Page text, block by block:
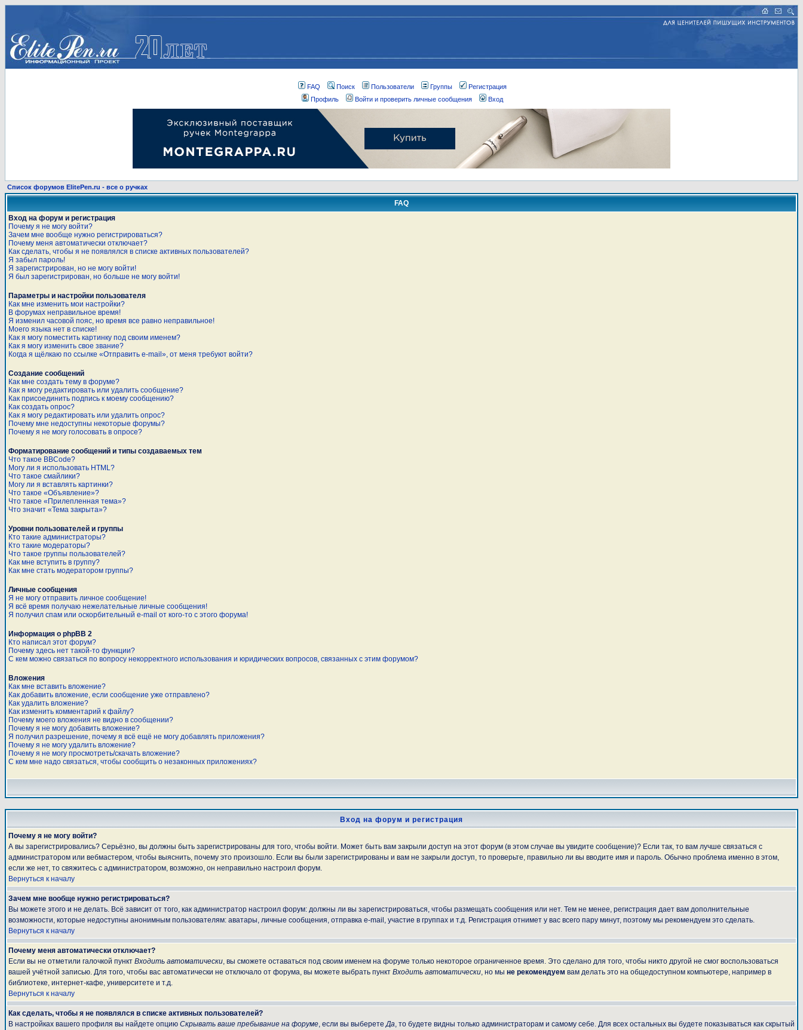
FAQ Поиск Пользователи Группы
Регистрация
Профиль
Войти и проверить личные сообщения Вход
Список форумов ElitePen.ru - все о ручках
FAQ
Вход на форум и регистрация
Почему я не могу войти?
Зачем мне вообще нужно регистрироваться?
Почему меня автоматически отключает?
Как сделать, чтобы я не появлялся в списке активных пользователей?
Я забыл пароль!
Я зарегистрирован, но не могу войти!
Я был зарегистрирован, но больше не могу войти!
Параметры и настройки пользователя
Как мне изменить мои настройки?
В форумах неправильное время!
Я изменил часовой пояс, но время все равно неправильное!
Моего языка нет в списке!
Как я могу поместить картинку под своим именем?
Как я могу изменить свое звание?
Когда я щёлкаю по ссылке «Отправить e-mail», от меня требуют войти?
Создание сообщений
Как мне создать тему в форуме?
Как я могу редактировать или удалить сообщение?
Как присоединить подпись к моему сообщению?
Как создать опрос?
Как я могу редактировать или удалить опрос?
Почему мне недоступны некоторые форумы?
Почему я не могу голосовать в опросе?
Форматирование сообщений и типы создаваемых тем
Что такое BBCode?
Могу ли я использовать HTML?
Что такое смайлики?
Могу ли я вставлять картинки?
Что такое «Объявление»?
Что такое «Прилепленная тема»?
Что значит «Тема закрыта»?
Уровни пользователей и группы
Кто такие администраторы?
Кто такие модераторы?
Что такое группы пользователей?
Как мне вступить в группу?
Как мне стать модератором группы?
Личные сообщения
Я не могу отправить личное сообщение!
Я всё время получаю нежелательные личные сообщения!
Я получил спам или оскорбительный e-mail от кого-то с этого форума!
Информация о phpBB 2
Кто написал этот форум?
Почему здесь нет такой-то функции?
С кем можно связаться по вопросу некорректного использования и юридических вопросов, связанных с этим форумом?
Вложения
Как мне вставить вложение?
Как добавить вложение, если сообщение уже отправлено?
Как удалить вложение?
Как изменить комментарий к файлу?
Почему моего вложения не видно в сообщении?
Почему я не могу добавить вложение?
Я получил разрешение, почему я всё ещё не могу добавлять приложения?
Почему я не могу удалить вложение?
Почему я не могу просмотреть/скачать вложение?
С кем мне надо связаться, чтобы сообщить о незаконных приложениях?
Вход на форум и регистрация
Почему я не могу войти?
А вы зарегистрировались? Серьёзно, вы должны быть зарегистрированы для того, чтобы войти. Может быть вам закрыли доступ на этот форум (в этом случае вы увидите сообщение)? Если так, то вам лучше связаться с
администратором или вебмастером, чтобы выяснить, почему это произошло. Если вы были зарегистрированы и вам не закрыли доступ, то проверьте, правильно ли вы вводите имя и пароль. Обычно проблема именно в этом,
если же нет, то свяжитесь с администратором, возможно, он неправильно настроил форум.
Вернуться к началу
Зачем мне вообще нужно регистрироваться?
Вы можете этого и не делать. Всё зависит от того, как администратор настроил форум: должны ли вы зарегистрироваться, чтобы размещать сообщения или нет. Тем не менее, регистрация дает вам дополнительные
возможности, которые недоступны анонимным пользователям: аватары, личные сообщения, отправка e-mail, участие в группах и т.д. Регистрация отнимет у вас всего пару минут, поэтому мы рекомендуем это сделать.
Вернуться к началу
Почему меня автоматически отключает?
Если вы не отметили галочкой пункт Входить автоматически, вы сможете оставаться под своим именем на форуме только некоторое ограниченное время. Это сделано для того, чтобы никто другой не смог воспользоваться
вашей учётной записью. Для того, чтобы вас автоматически не отключало от форума, вы можете выбрать пункт Входить автоматически, но мы не рекомендуем вам делать это на общедоступном компьютере, например в
библиотеке, интернет-кафе, университете и т.д.
Вернуться к началу
Как сделать, чтобы я не появлялся в списке активных пользователей?
В настройках вашего профиля вы найдете опцию Скрывать ваше пребывание на форуме, если вы выберетеДа, то будете видны только администраторам и самому себе. Для всех остальных вы будете показываться как скрытый